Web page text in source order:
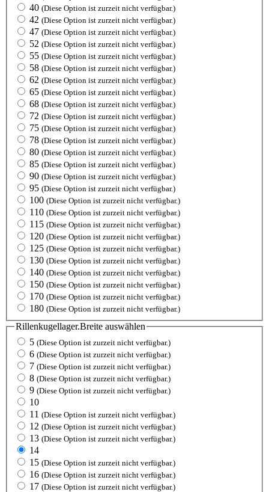
40 (Diese Option ist zurzeit nicht verfügbar.)
42 (Diese Option ist zurzeit nicht verfügbar.)
47 (Diese Option ist zurzeit nicht verfügbar.)
52 (Diese Option ist zurzeit nicht verfügbar.)
55 (Diese Option ist zurzeit nicht verfügbar.)
58 (Diese Option ist zurzeit nicht verfügbar.)
62 (Diese Option ist zurzeit nicht verfügbar.)
65 (Diese Option ist zurzeit nicht verfügbar.)
68 (Diese Option ist zurzeit nicht verfügbar.)
72 (Diese Option ist zurzeit nicht verfügbar.)
75 (Diese Option ist zurzeit nicht verfügbar.)
78 (Diese Option ist zurzeit nicht verfügbar.)
80 (Diese Option ist zurzeit nicht verfügbar.)
85 (Diese Option ist zurzeit nicht verfügbar.)
90 (Diese Option ist zurzeit nicht verfügbar.)
95 (Diese Option ist zurzeit nicht verfügbar.)
100 (Diese Option ist zurzeit nicht verfügbar.)
110 (Diese Option ist zurzeit nicht verfügbar.)
115 (Diese Option ist zurzeit nicht verfügbar.)
120 (Diese Option ist zurzeit nicht verfügbar.)
125 (Diese Option ist zurzeit nicht verfügbar.)
130 (Diese Option ist zurzeit nicht verfügbar.)
140 (Diese Option ist zurzeit nicht verfügbar.)
150 (Diese Option ist zurzeit nicht verfügbar.)
170 (Diese Option ist zurzeit nicht verfügbar.)
180 (Diese Option ist zurzeit nicht verfügbar.)
Rillenkugellager.Breite auswählen
5 (Diese Option ist zurzeit nicht verfügbar.)
6 (Diese Option ist zurzeit nicht verfügbar.)
7 (Diese Option ist zurzeit nicht verfügbar.)
8 (Diese Option ist zurzeit nicht verfügbar.)
9 (Diese Option ist zurzeit nicht verfügbar.)
10
11 (Diese Option ist zurzeit nicht verfügbar.)
12 (Diese Option ist zurzeit nicht verfügbar.)
13 (Diese Option ist zurzeit nicht verfügbar.)
14
15 (Diese Option ist zurzeit nicht verfügbar.)
16 (Diese Option ist zurzeit nicht verfügbar.)
17 (Diese Option ist zurzeit nicht verfügbar.)